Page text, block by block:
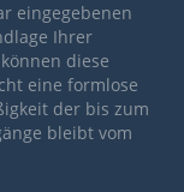
eingegebenen
Ihrer
diese
eine formlose
der bis zum
bleibt vom